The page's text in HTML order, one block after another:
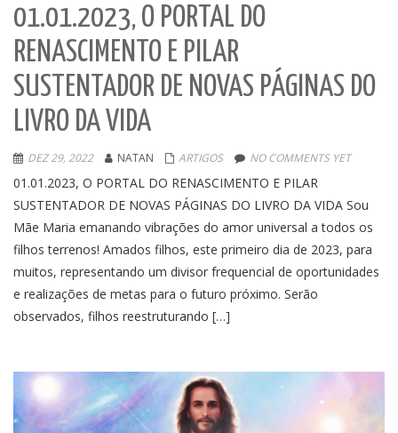
01.01.2023, O PORTAL DO
RENASCIMENTO E PILAR
SUSTENTADOR DE NOVAS PÁGINAS DO
LIVRO DA VIDA
DEZ 29, 2022 NATAN ARTIGOS NO COMMENTS YET
01.01.2023, O PORTAL DO RENASCIMENTO E PILAR
SUSTENTADOR DE NOVAS PÁGINAS DO LIVRO DA VIDA Sou
Mãe Maria emanando vibrações do amor universal a todos os
filhos terrenos! Amados filhos, este primeiro dia de 2023, para
muitos, representando um divisor frequencial de oportunidades
e realizações de metas para o futuro próximo. Serão
observados, filhos reestruturando […]